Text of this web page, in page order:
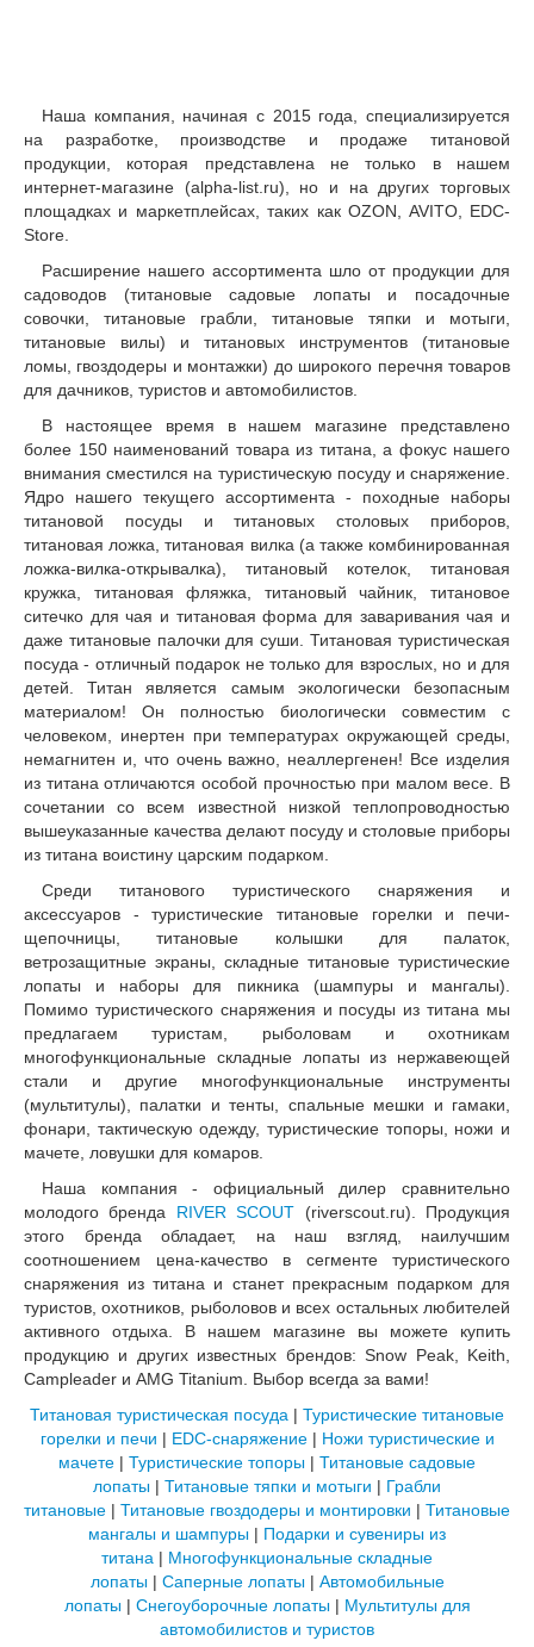
Наша компания, начиная с 2015 года, специализируется
на разработке, производстве и продаже титановой
продукции, которая представлена не только в нашем
интернет-магазине (alpha-list.ru), но и на других торговых
площадках и маркетплейсах, таких как OZON, AVITO, EDC-
Store.
Расширение нашего ассортимента шло от продукции для
садоводов (титановые садовые лопаты и посадочные
совочки, титановые грабли, титановые тяпки и мотыги,
титановые вилы) и титановых инструментов (титановые
ломы, гвоздодеры и монтажки) до широкого перечня товаров
для дачников, туристов и автомобилистов.
В настоящее время в нашем магазине представлено
более 150 наименований товара из титана, а фокус нашего
внимания сместился на туристическую посуду и снаряжение.
Ядро нашего текущего ассортимента - походные наборы
титановой посуды и титановых столовых приборов,
титановая ложка, титановая вилка (а также комбинированная
ложка-вилка-открывалка), титановый котелок, титановая
кружка, титановая фляжка, титановый чайник, титановое
ситечко для чая и титановая форма для заваривания чая и
даже титановые палочки для суши. Титановая туристическая
посуда - отличный подарок не только для взрослых, но и для
детей. Титан является самым экологически безопасным
материалом! Он полностью биологически совместим с
человеком, инертен при температурах окружающей среды,
немагнитен и, что очень важно, неаллергенен! Все изделия
из титана отличаются особой прочностью при малом весе. В
сочетании со всем известной низкой теплопроводностью
вышеуказанные качества делают посуду и столовые приборы
из титана воистину царским подарком.
Среди титанового туристического снаряжения и
аксессуаров - туристические титановые горелки и печи-
щепочницы, титановые колышки для палаток,
ветрозащитные экраны, складные титановые туристические
лопаты и наборы для пикника (шампуры и мангалы).
Помимо туристического снаряжения и посуды из титана мы
предлагаем туристам, рыболовам и охотникам
многофункциональные складные лопаты из нержавеющей
стали и другие многофункциональные инструменты
(мультитулы), палатки и тенты, спальные мешки и гамаки,
фонари, тактическую одежду, туристические топоры, ножи и
мачете, ловушки для комаров.
Наша компания - официальный дилер сравнительно
молодого бренда RIVER SCOUT (riverscout.ru). Продукция
этого бренда обладает, на наш взгляд, наилучшим
соотношением цена-качество в сегменте туристического
снаряжения из титана и станет прекрасным подарком для
туристов, охотников, рыболовов и всех остальных любителей
активного отдыха. В нашем магазине вы можете купить
продукцию и других известных брендов: Snow Peak, Keith,
Campleader и AMG Titanium. Выбор всегда за вами!
Титановая туристическая посуда | Туристические титановые
горелки и печи | EDC-снаряжение| Ножи туристические и
мачете | Туристические топоры | Титановые садовые
лопаты | Титановые тяпки и мотыги | Грабли
титановые | Титановые гвоздодеры и монтировки | Титановые
мангалы и шампуры | Подарки и сувениры из
титана | Многофункциональные складные
лопаты| Саперные лопаты| Автомобильные
лопаты| Снегоуборочные лопаты| Мультитулы для
автомобилистов и туристов